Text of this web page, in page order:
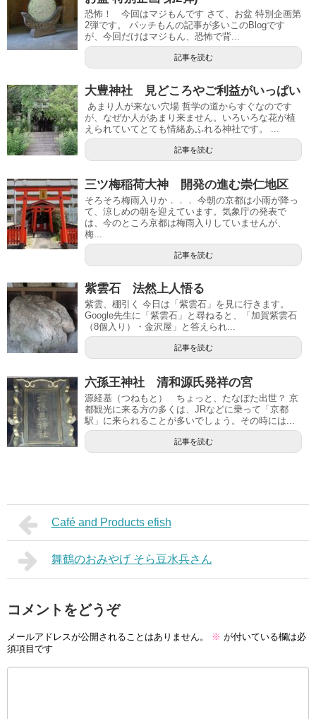
恐怖！ 今回はマジもんです さて、お盆 特別企画第
2弾です。 パッチもんの記事が多いこのBlogです
が、今回だけはマジもん、恐怖で背...
記事を読む
大豊神社 見どころやご利益がいっぱい
あまり人が来ない穴場 哲学の道からすぐなのです
が、なぜか人があまり来ません。いろいろな花が植
えられていてとても情緒あふれる神社です。 ...
記事を読む
三ツ梅稲荷大神 開発の進む崇仁地区
そろそろ梅雨入りか．．． 今朝の京都は小雨が降っ
て、涼しめの朝を迎えています。気象庁の発表で
は、今のところ京都は梅雨入りしていませんが、
梅...
記事を読む
紫雲石 法然上人悟る
紫雲、棚引く 今日は「紫雲石」を見に行きます。
Google先生に「紫雲石」と尋ねると、「加賀紫雲石
（8個入り）・金沢屋」と答えられ...
記事を読む
六孫王神社 清和源氏発祥の宮
源経基（つねもと） ちょっと、たなぼた出世？ 京
都観光に来る方の多くは、JRなどに乗って「京都
駅」に来られることが多いでしょう。その時には...
記事を読む
Café and Products efish
舞鶴のおみやげ そら豆水兵さん
コメントをどうぞ
メールアドレスが公開されることはありません。 ※ が付いている欄は必
須項目です